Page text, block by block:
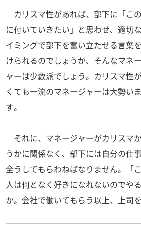
カリスマ性があれば、部下に「こ
に付いていきたい」と思わせ、適切
イミングで部下を奮い立たせる言葉
けられるのでしょうが、そんなマネ
ャーは少数派でしょう。カリスマ性
くても一流のマネージャーは大勢いま
す。
それに、マネージャーがカリスマ
うかに関係なく、部下には自分の仕
全うしてもらわねばなりません。「
人は何となく好きになれないのでや
か。会社で働いてもらう以上、上司